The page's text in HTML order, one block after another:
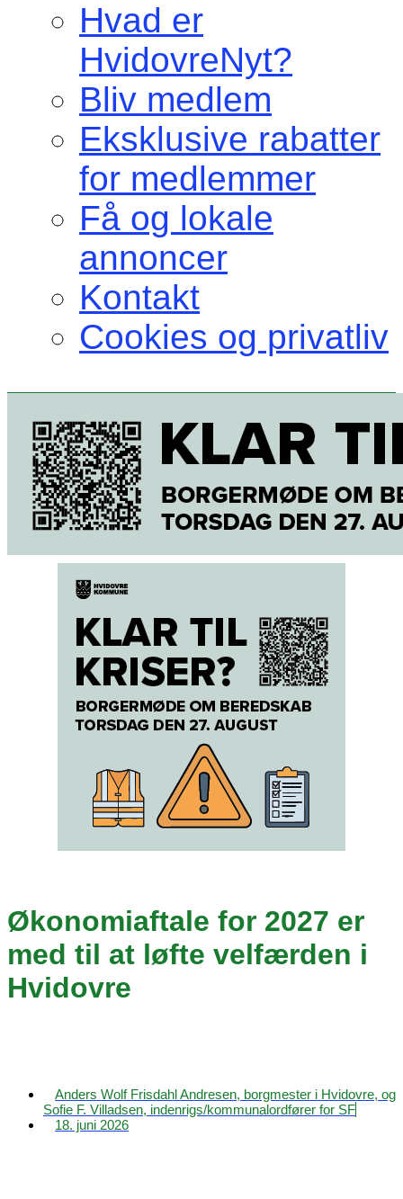
Hvad er
HvidovreNyt?
Bliv medlem
Eksklusive rabatter
for medlemmer
Få og lokale
annoncer
Kontakt
Cookies og privatliv
Økonomiaftale for 2027 er
med til at løfte velfærden i
Hvidovre
Anders Wolf Frisdahl Andresen, borgmester i Hvidovre, og
Sofie F. Villadsen, indenrigs/kommunalordfører for SF
18. juni 2026